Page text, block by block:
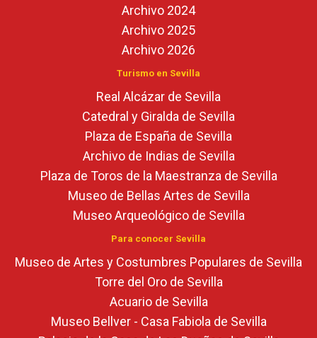
Archivo 2024
Archivo 2025
Archivo 2026
Turismo en Sevilla
Real Alcázar de Sevilla
Catedral y Giralda de Sevilla
Plaza de España de Sevilla
Archivo de Indias de Sevilla
Plaza de Toros de la Maestranza de Sevilla
Museo de Bellas Artes de Sevilla
Museo Arqueológico de Sevilla
Para conocer Sevilla
Museo de Artes y Costumbres Populares de Sevilla
Torre del Oro de Sevilla
Acuario de Sevilla
Museo Bellver - Casa Fabiola de Sevilla